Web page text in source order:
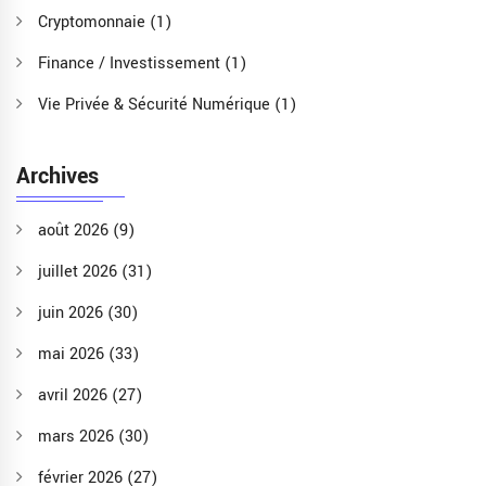
Cryptomonnaie (1)
Finance / Investissement (1)
Vie Privée & Sécurité Numérique (1)
Archives
août 2026 (9)
juillet 2026 (31)
juin 2026 (30)
mai 2026 (33)
avril 2026 (27)
mars 2026 (30)
février 2026 (27)